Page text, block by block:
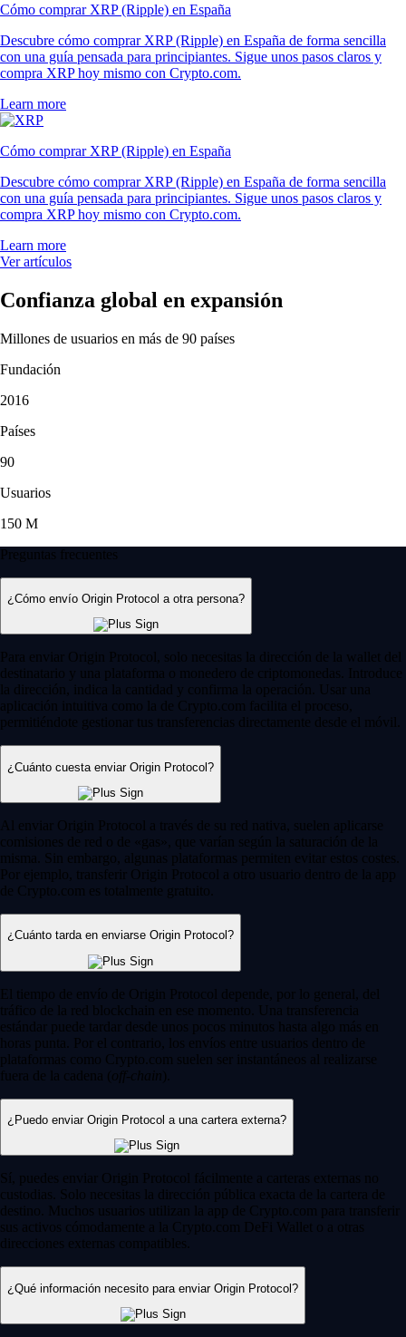
Cómo comprar XRP (Ripple) en España
Descubre cómo comprar XRP (Ripple) en España de forma sencilla
con una guía pensada para principiantes. Sigue unos pasos claros y
compra XRP hoy mismo con Crypto.com.
Learn more
Cómo comprar XRP (Ripple) en España
Descubre cómo comprar XRP (Ripple) en España de forma sencilla
con una guía pensada para principiantes. Sigue unos pasos claros y
compra XRP hoy mismo con Crypto.com.
Learn more
Ver artículos
Confianza global en expansión
Millones de usuarios en más de 90 países
Fundación
2016
Países
90
Usuarios
150 M
Preguntas frecuentes
¿Cómo envío Origin Protocol a otra persona?
Para enviar Origin Protocol, solo necesitas la dirección de la wallet del
destinatario y una plataforma o monedero de criptomonedas. Introduce
la dirección, indica la cantidad y confirma la operación. Usar una
aplicación intuitiva como la de Crypto.com facilita el proceso,
permitiéndote gestionar tus transferencias directamente desde el móvil.
¿Cuánto cuesta enviar Origin Protocol?
Al enviar Origin Protocol a través de su red nativa, suelen aplicarse
comisiones de red o de «gas», que varían según la saturación de la
misma. Sin embargo, algunas plataformas permiten evitar estos costes.
Por ejemplo, transferir Origin Protocol a otro usuario dentro de la app
de Crypto.com es totalmente gratuito.
¿Cuánto tarda en enviarse Origin Protocol?
El tiempo de envío de Origin Protocol depende, por lo general, del
tráfico de la red blockchain en ese momento. Una transferencia
estándar puede tardar desde unos pocos minutos hasta algo más en
horas punta. Por el contrario, los envíos entre usuarios dentro de
plataformas como Crypto.com suelen ser instantáneos al realizarse
fuera de la cadena (off-chain ).
¿Puedo enviar Origin Protocol a una cartera externa?
Sí, puedes enviar Origin Protocol fácilmente a carteras externas no
custodias. Solo necesitas la dirección pública exacta de la cartera de
destino. Muchos usuarios utilizan la app de Crypto.com para transferir
sus activos cómodamente a la Crypto.com DeFi Wallet o a otras
direcciones externas compatibles.
¿Qué información necesito para enviar Origin Protocol?